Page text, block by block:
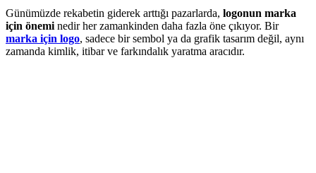
Günümüzde rekabetin giderek arttığı pazarlarda, logonun marka
için önemi nedir her zamankinden daha fazla öne çıkıyor. Bir
marka için logo, sadece bir sembol ya da grafik tasarım değil, aynı
zamanda kimlik, itibar ve farkındalık yaratma aracıdır.